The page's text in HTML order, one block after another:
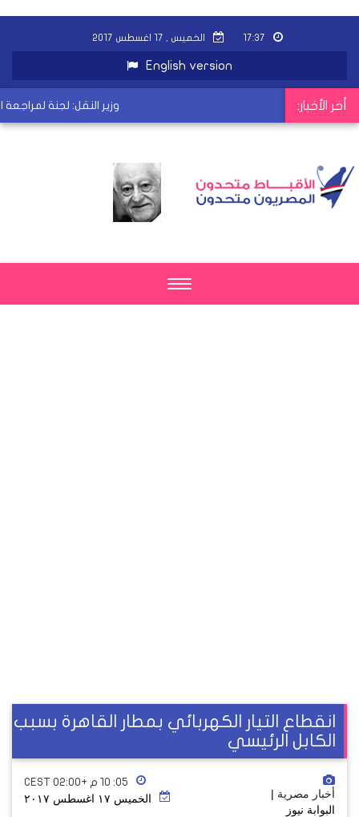
١٧:٣٧ الخميس , ١٧ اغسطس ٢٠١٧
English version
أخر الأخبار: وزير النقل: لجنة لمراجعة
Toggle
انقطاع التيار الكهربائي بمطار القاهرة بسبب
الكابل الرئيسي
أخبار مصرية |
البوابة نيوز
٠٥: ١٠ م +02:00 CEST
الخميس ١٧ اغسطس ٢٠١٧